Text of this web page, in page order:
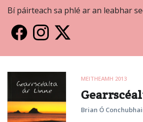
Bí páirteach sa phlé ar an leabhar
MEITHEAMH 2013
Brian Ó